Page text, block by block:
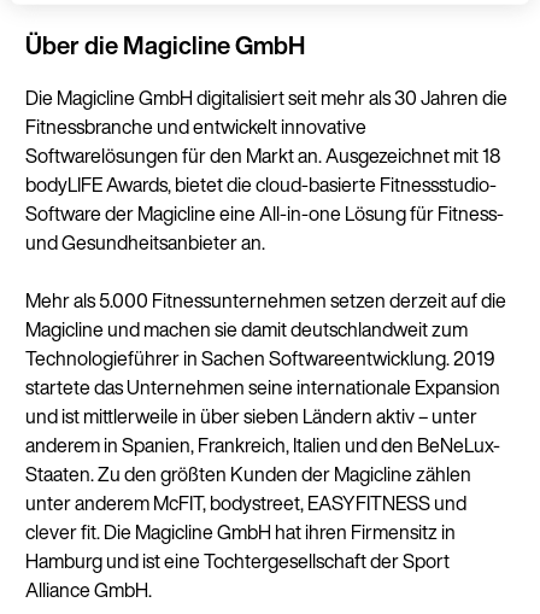
Über die Magicline GmbH
Die Magicline GmbH digitalisiert seit mehr als 30 Jahren die
Fitnessbranche und entwickelt innovative
Softwarelösungen für den Markt an. Ausgezeichnet mit 18
bodyLIFE Awards, bietet die cloud-basierte Fitnessstudio-
Software der Magicline eine All-in-one Lösung für Fitness-
und Gesundheitsanbieter an.
Mehr als 5.000 Fitnessunternehmen setzen derzeit auf die
Magicline und machen sie damit deutschlandweit zum
Technologieführer in Sachen Softwareentwicklung. 2019
startete das Unternehmen seine internationale Expansion
und ist mittlerweile in über sieben Ländern aktiv – unter
anderem in Spanien, Frankreich, Italien und den BeNeLux-
Staaten. Zu den größten Kunden der Magicline zählen
unter anderem McFIT, bodystreet, EASYFITNESS und
clever fit. Die Magicline GmbH hat ihren Firmensitz in
Hamburg und ist eine Tochtergesellschaft der Sport
Alliance GmbH.
Weiter